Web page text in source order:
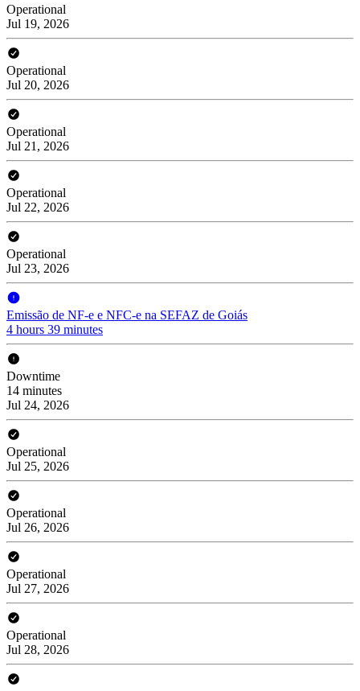
Operational
Jul 19, 2026
Operational
Jul 20, 2026
Operational
Jul 21, 2026
Operational
Jul 22, 2026
Operational
Jul 23, 2026
Emissão de NF-e e NFC-e na SEFAZ de Goiás
4 hours 39 minutes
Downtime
14 minutes
Jul 24, 2026
Operational
Jul 25, 2026
Operational
Jul 26, 2026
Operational
Jul 27, 2026
Operational
Jul 28, 2026